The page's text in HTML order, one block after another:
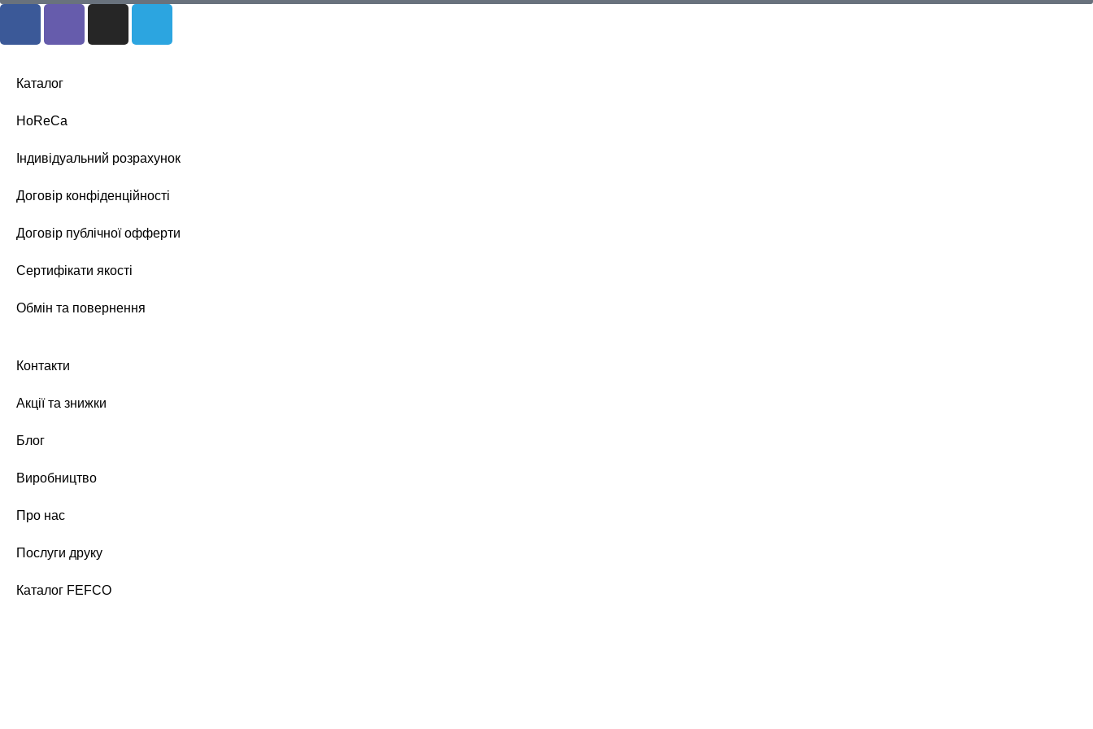
Каталог
HoReCa
Індивідуальний розрахунок
Договір конфіденційності
Договір публічної офферти
Сертифікати якості
Обмін та повернення
Контакти
Акції та знижки
Блог
Виробництво
Про нас
Послуги друку
Каталог FEFCO